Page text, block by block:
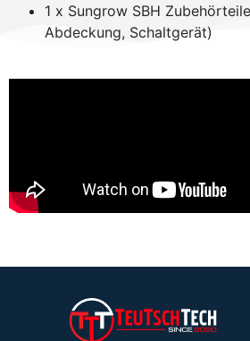
1 x Sungrow SBH
Abdeckung, Schaltgerät)